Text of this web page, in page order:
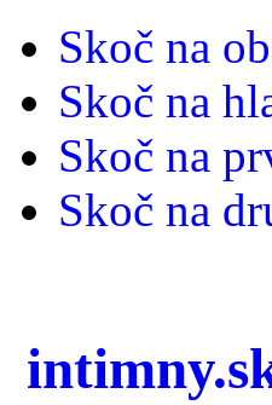
Skoč na
Skoč na
Skoč na
Skoč na